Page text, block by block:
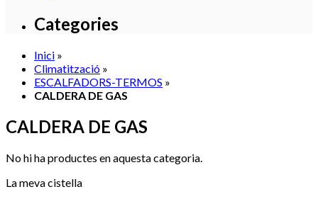
Categories
Inici »
Climatització »
ESCALFADORS-TERMOS »
CALDERA DE GAS
CALDERA DE GAS
No hi ha productes en aquesta categoria.
La meva cistella